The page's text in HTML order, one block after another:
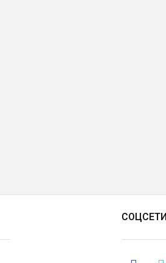
СОЦСЕТИ